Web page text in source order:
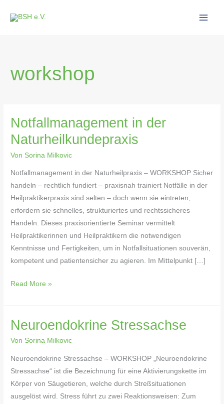
Inhalt
workshop
Notfallmanagement in der
Naturheilkundepraxis
Von Sorina Milkovic
Notfallmanagement in der Naturheilpraxis – WORKSHOP Sicher
handeln – rechtlich fundiert – praxisnah trainiert Notfälle in der
Heilpraktikerpraxis sind selten – doch wenn sie eintreten,
erfordern sie schnelles, strukturiertes und rechtssicheres
Handeln. Dieses praxisorientierte Seminar vermittelt
Heilpraktikerinnen und Heilpraktikern die notwendigen
Kenntnisse und Fertigkeiten, um in Notfallsituationen souverän,
kompetent und patientensicher zu agieren. Im Mittelpunkt […]
Notfallmanagement
in
der
Naturheilkundepraxis
Read More »
Neuroendokrine Stressachse
Von Sorina Milkovic
Neuroendokrine Stressachse – WORKSHOP „Neuroendokrine
Stressachse“ ist die Bezeichnung für eine Aktivierungskette im
Körper von Säugetieren, welche durch Streßsituationen
ausgelöst wird. Stress führt zu zwei Reaktionsweisen: Zum
Neuroendokrine